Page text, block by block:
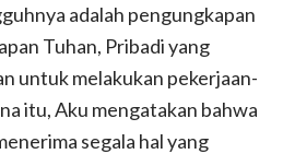
adalah pengungkapan
Tuhan, Pribadi yang
untuk melakukan pekerjaan-
itu, Aku mengatakan bahwa
segala hal yang